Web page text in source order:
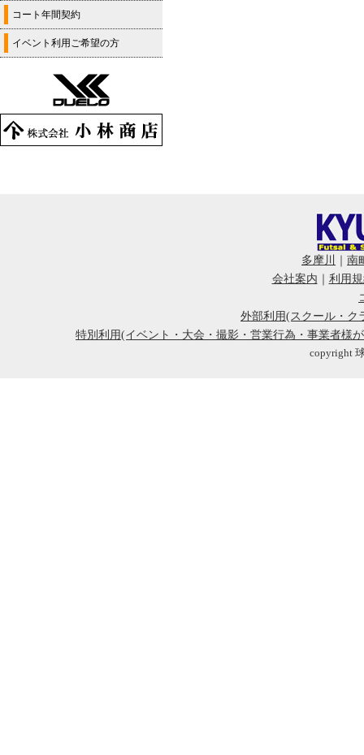
コート年間契約
イベント利用ご希望の方
多摩川
南
会社案内
利用
外部利用(スクール・ク
特別利用(イベント・大会・撮影・営業行為・事業者様
copyright